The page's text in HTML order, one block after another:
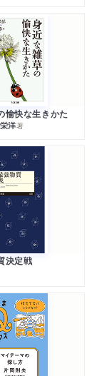
愉快な生きかた
洋著
決定戦